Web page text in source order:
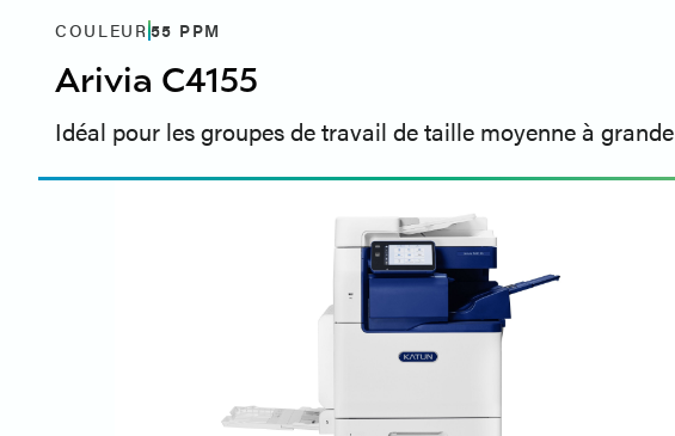
COULEUR55 PPM
Arivia C4155
Idéal pour les groupes de travail de taille moyenne à grande